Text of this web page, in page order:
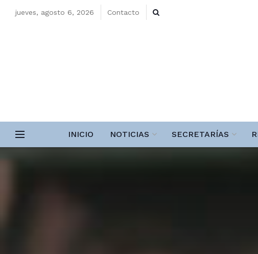
jueves, agosto 6, 2026 Contacto
INICIO NOTICIAS SECRETARÍAS